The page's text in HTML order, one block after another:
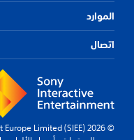
الموارد
اتصال
© 2026 Sony Interactive Entertainment Europe Limited (SIEE)